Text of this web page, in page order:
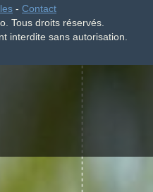
- Contact
Tous droits réservés.
interdite sans autorisation.